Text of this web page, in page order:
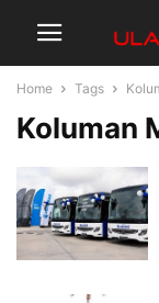
Home Tags
Koluman